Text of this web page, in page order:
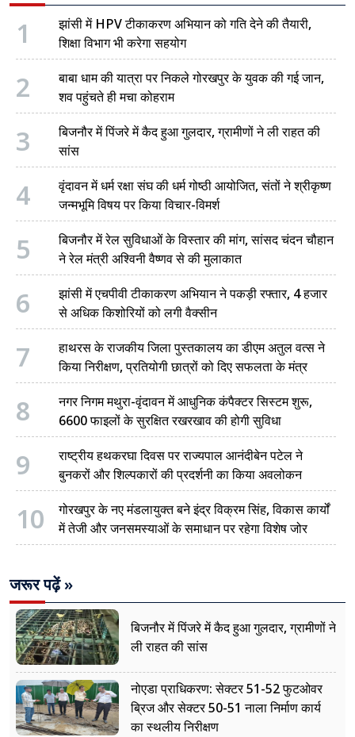
1
झांसी में HPV टीकाकरण अभियान को गति देने की तैयारी,
शिक्षा विभाग भी करेगा सहयोग
2
बाबा धाम की यात्रा पर निकले गोरखपुर के युवक की गई जान,
शव पहुंचते ही मचा कोहराम
3
बिजनौर में पिंजरे में कैद हुआ गुलदार, ग्रामीणों ने ली राहत की
सांस
4
वृंदावन में धर्म रक्षा संघ की धर्म गोष्ठी आयोजित, संतों ने श्रीकृष्ण
जन्मभूमि विषय पर किया विचार-विमर्श
5
बिजनौर में रेल सुविधाओं के विस्तार की मांग, सांसद चंदन चौहान
ने रेल मंत्री अश्विनी वैष्णव से की मुलाकात
6
झांसी में एचपीवी टीकाकरण अभियान ने पकड़ी रफ्तार, 4 हजार
से अधिक किशोरियों को लगी वैक्सीन
7
हाथरस के राजकीय जिला पुस्तकालय का डीएम अतुल वत्स ने
किया निरीक्षण, प्रतियोगी छात्रों को दिए सफलता के मंत्र
8
नगर निगम मथुरा-वृंदावन में आधुनिक कंपैक्टर सिस्टम शुरू,
6600 फाइलों के सुरक्षित रखरखाव की होगी सुविधा
9
राष्ट्रीय हथकरघा दिवस पर राज्यपाल आनंदीबेन पटेल ने
बुनकरों और शिल्पकारों की प्रदर्शनी का किया अवलोकन
10
गोरखपुर के नए मंडलायुक्त बने इंद्र विक्रम सिंह, विकास कार्यों
में तेजी और जनसमस्याओं के समाधान पर रहेगा विशेष जोर
जरूर पढ़ें »
बिजनौर में पिंजरे में कैद हुआ गुलदार, ग्रामीणों ने
ली राहत की सांस
नोएडा प्राधिकरण: सेक्टर 51-52 फुटओवर
ब्रिज और सेक्टर 50-51 नाला निर्माण कार्य
का स्थलीय निरीक्षण